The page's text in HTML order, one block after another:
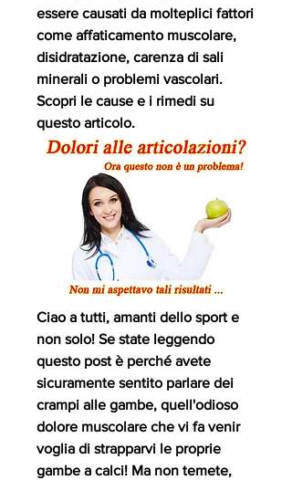
essere causati da molteplici fattori
come affaticamento muscolare,
disidratazione, carenza di sali
minerali o problemi vascolari.
Scopri le cause e i rimedi su
questo articolo.
Ciao a tutti, amanti dello sport e
non solo! Se state leggendo
questo post è perché avete
sicuramente sentito parlare dei
crampi alle gambe, quell'odioso
dolore muscolare che vi fa venir
voglia di strapparvi le proprie
gambe a calci! Ma non temete,